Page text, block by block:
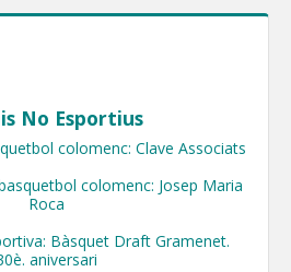
No Esportius
colomenc: Clave Associats
colomenc: Josep Maria
Roca
Bàsquet Draft Gramenet.
aniversari